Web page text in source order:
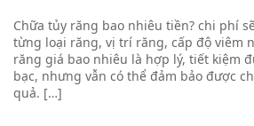
Chữa tủy răng bao nhiêu tiền? chi phí
từng loại răng, vị trí răng, cấp độ viêm
răng giá bao nhiêu là hợp lý, tiết kiệm
bạc, nhưng vẫn có thể đảm bảo được
quả. […]